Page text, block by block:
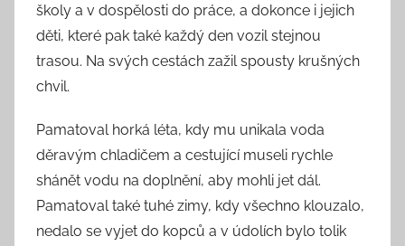
školy a v dospělosti do práce, a dokonce i jejich
děti, které pak také každý den vozil stejnou
trasou. Na svých cestách zažil spousty krušných
chvil.
Pamatoval horká léta, kdy mu unikala voda
děravým chladičem a cestující museli rychle
shánět vodu na doplnění, aby mohli jet dál.
Pamatoval také tuhé zimy, kdy všechno klouzalo,
nedalo se vyjet do kopců a v údolích bylo tolik